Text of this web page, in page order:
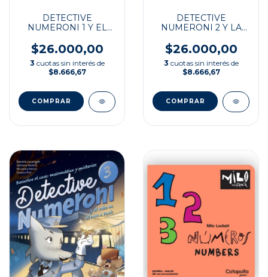
DETECTIVE
NUMERONI 1 Y EL
FILMACIÓN
$26.000,00
3 cuotas sin interés de
$8.666,67
DETECTIVE
NUMERONI 2 Y LA
LA PELUCA DE ORO
$26.000,00
3 cuotas sin interés de
$8.666,67